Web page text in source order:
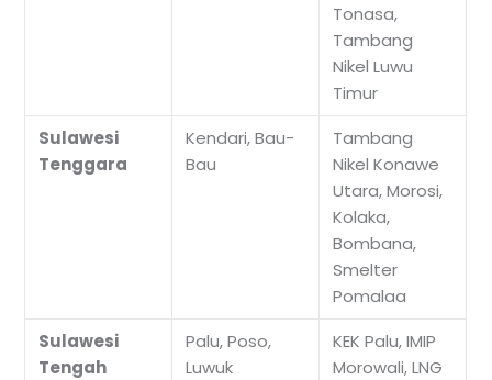
Tonasa,
Tambang
Nikel Luwu
Timur
Sulawesi
Tenggara
Kendari, Bau-
Bau
Tambang
Nikel Konawe
Utara, Morosi,
Kolaka,
Bombana,
Smelter
Pomalaa
Sulawesi
Tengah
Palu, Poso,
Luwuk
KEK Palu, IMIP
Morowali, LNG